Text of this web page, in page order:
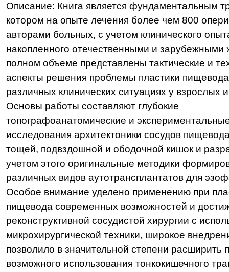
Описание: Книга является фундаментальным
котором на опыте лечения более чем 800
авторами больных, с учетом клинического
накопленного отечественными и зарубежными
полном объеме представлены тактические и
аспекты решения проблемы пластики
различных клинических ситуациях у взрослых
Основы работы составляют глубокие
топографоанатомические и
исследования архитектоники сосудов
тощей, подвздошной и ободочной кишок и
учетом этого оригинальные методики
различных видов аутотрансплантатов для
Особое внимание уделено применению при
пищевода современных возможностей и
реконструктивной сосудистой хирургии с
микрохирургической техники, широкое
позволило в значительной степени расширить
возможного использования тонкокишечного